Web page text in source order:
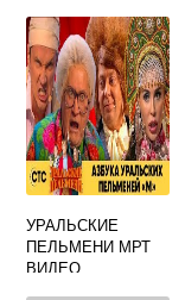
УРАЛЬСКИЕ
ПЕЛЬМЕНИ МРТ
ВИДЕО